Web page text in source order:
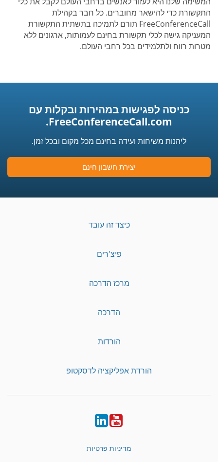
התקשורת כדי להישאר מחוברים. כל חבר בקהילת
FreeConferenceCall תורם לתמיכה בתשתית התקשורת
המעניקה גישה לכלי תקשורת בחינם לעמותות, ארגונים ללא
מטרות רווח ולתלמידים בכל רחבי העולם.
כניסה לפגישות במהירות ובקלות עם
FreeConferenceCall.com.
ליהנות משיחות ועידה בחינם מכל מקום ובכל זמן.
יצירת חשבון חינם
כיצד זה עובד
פיצ'רים
מרכז הדרכה
הדרכה
הורדות
הורדת אפליקציה לדסקטופ
YouTube
LinkedIn
מדיניות פרטיות